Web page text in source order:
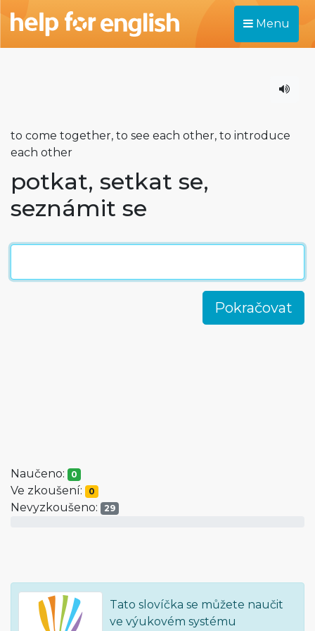
Menu
to come together, to see each other, to introduce
each other
potkat, setkat se,
seznámit se
Naučeno: 0
Ve zkoušení: 0
Nevyzkoušeno: 29
Tato slovíčka se můžete naučit
ve výukovém systému